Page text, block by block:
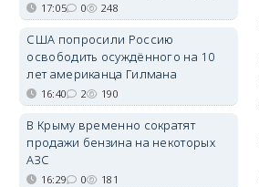
17:05 0 248
США попросили Россию
освободить осуждённого на 10
лет американца Гилмана
16:40 2 190
В Крыму временно сократят
продажи бензина на некоторых
АЗС
16:29 0 181